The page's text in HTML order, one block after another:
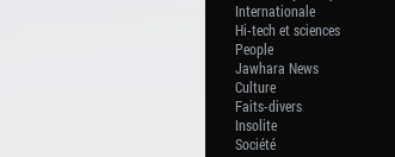
Internationale
Hi-tech et sciences
People
Jawhara News
Culture
Faits-divers
Insolite
Société